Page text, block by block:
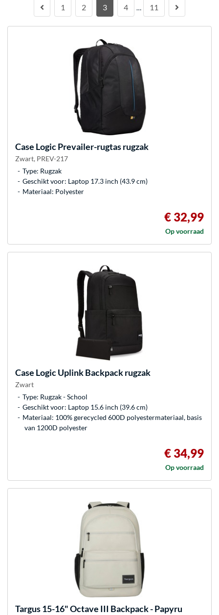
1 2 3 4 … 11
Case LogicPrevailer-rugtas rugzak
Zwart, PREV-217
Type: Rugzak
Geschikt voor: Laptop 17.3 inch (43.9 cm)
Materiaal: Polyester
€ 32,99
Op voorraad
Case LogicUplink Backpack rugzak
Zwart
Type: Rugzak - School
Geschikt voor: Laptop 15.6 inch (39.6 cm)
Materiaal: 100% gerecycled 600D polyestermateriaal, basis
van 1200D polyester
€ 34,99
Op voorraad
Targus15-16" Octave III Backpack - Papyru